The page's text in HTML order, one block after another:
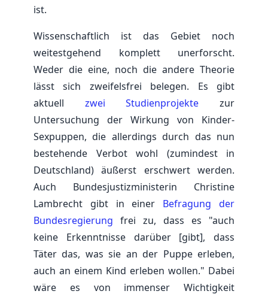
ist.
Wissenschaftlich ist das Gebiet noch
weitestgehend komplett unerforscht.
Weder die eine, noch die andere Theorie
lässt sich zweifelsfrei belegen. Es gibt
aktuell zwei Studienprojekte zur
Untersuchung der Wirkung von Kinder-
Sexpuppen, die allerdings durch das nun
bestehende Verbot wohl (zumindest in
Deutschland) äußerst erschwert werden.
Auch Bundesjustizministerin Christine
Lambrecht gibt in einer Befragung der
Bundesregierung frei zu, dass es "auch
keine Erkenntnisse darüber [gibt], dass
Täter das, was sie an der Puppe erleben,
auch an einem Kind erleben wollen." Dabei
wäre es von immenser Wichtigkeit